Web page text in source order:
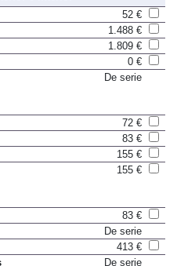
e interior
52 €
1.488 €
1.809 €
0 €
72 €
83 €
155 €
83 €
De serie
413 €